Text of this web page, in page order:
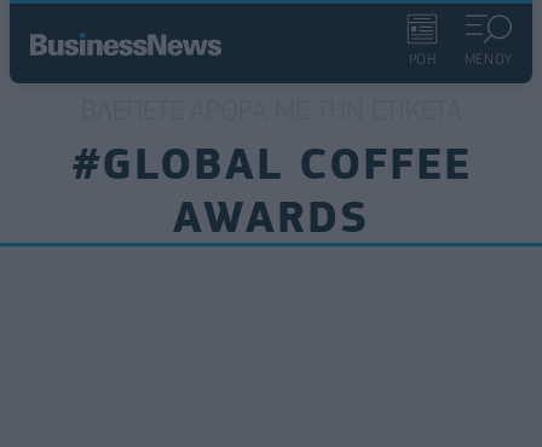
ΡΟΗ ΜΕΝΟΥ
#GLOBAL COFFEE
AWARDS